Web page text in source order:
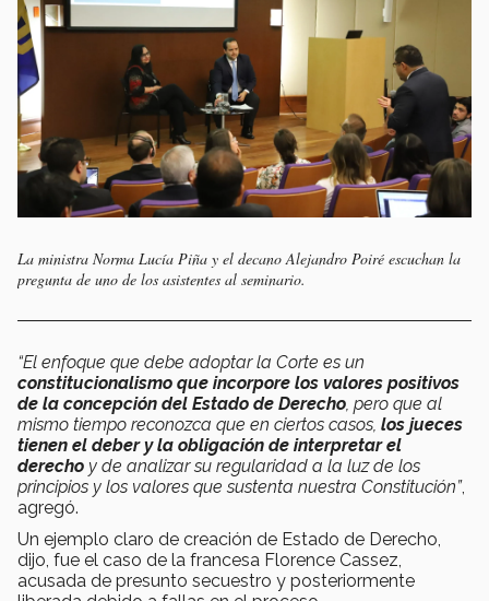
La ministra Norma Lucía Piña y el decano Alejandro Poiré escuchan la
pregunta de uno de los asistentes al seminario.
“El enfoque que debe adoptar la Corte es un
constitucionalismo que incorpore los valores positivos
de la concepción del Estado de Derecho, pero que al
mismo tiempo reconozca que en ciertos casos, los jueces
tienen el deber y la obligación de interpretar el
derecho y de analizar su regularidad a la luz de los
principios y los valores que sustenta nuestra Constitución”,
agregó.
Un ejemplo claro de creación de Estado de Derecho,
dijo, fue el caso de la francesa Florence Cassez,
acusada de presunto secuestro y posteriormente